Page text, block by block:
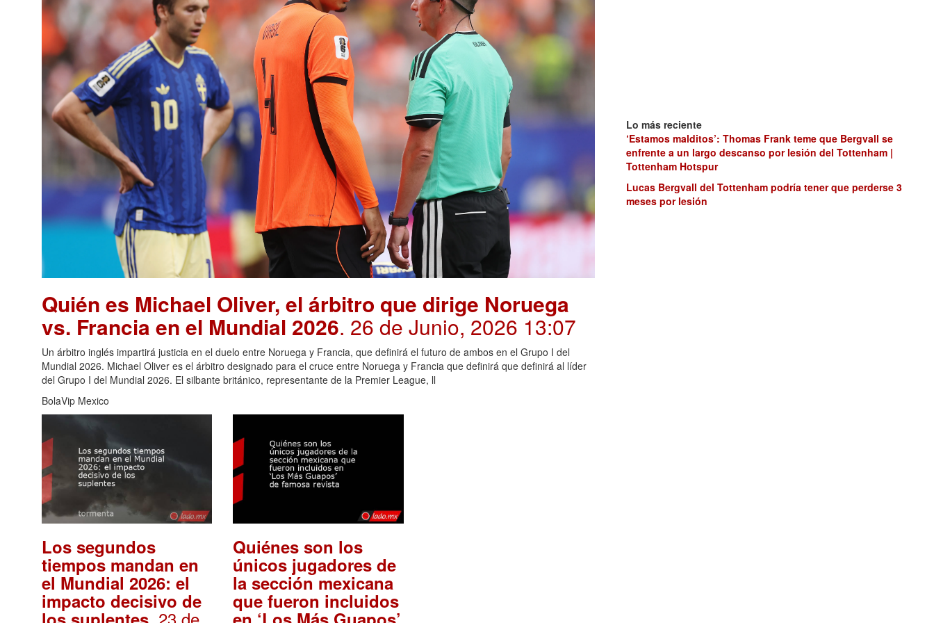
Quién es Michael Oliver, el árbitro que dirige Noruega
vs. Francia en el Mundial 2026. 26 de Junio, 2026 13:07
Un árbitro inglés impartirá justicia en el duelo entre Noruega y Francia, que definirá el futuro de ambos en el Grupo I del
Mundial 2026. Michael Oliver es el árbitro designado para el cruce entre Noruega y Francia que definirá que definirá al líder
del Grupo I del Mundial 2026. El silbante británico, representante de la Premier League, ll
BolaVip Mexico
Los segundos
tiempos mandan en
el Mundial 2026: el
impacto decisivo de
Quiénes son los
únicos jugadores de
la sección mexicana
que fueron incluidos
Lo más reciente
‘Estamos malditos’: Thomas Frank teme que Bergvall se
enfrente a un largo descanso por lesión del Tottenham |
Tottenham Hotspur
Lucas Bergvall del Tottenham podría tener que perderse 3
meses por lesión